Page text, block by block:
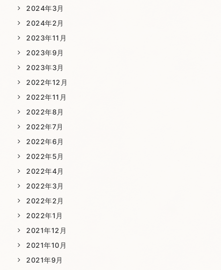
2024年3月
2024年2月
2023年11月
2023年9月
2023年3月
2022年12月
2022年11月
2022年8月
2022年7月
2022年6月
2022年5月
2022年4月
2022年3月
2022年2月
2022年1月
2021年12月
2021年10月
2021年9月